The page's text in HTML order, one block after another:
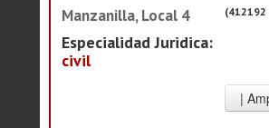
Manzanilla, Local 4
Especialidad Juridica:
civil